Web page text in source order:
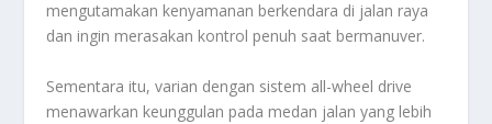
mengutamakan kenyamanan berkendara di jalan raya
dan ingin merasakan kontrol penuh saat bermanuver.
Sementara itu, varian dengan sistem all-wheel drive
menawarkan keunggulan pada medan jalan yang lebih